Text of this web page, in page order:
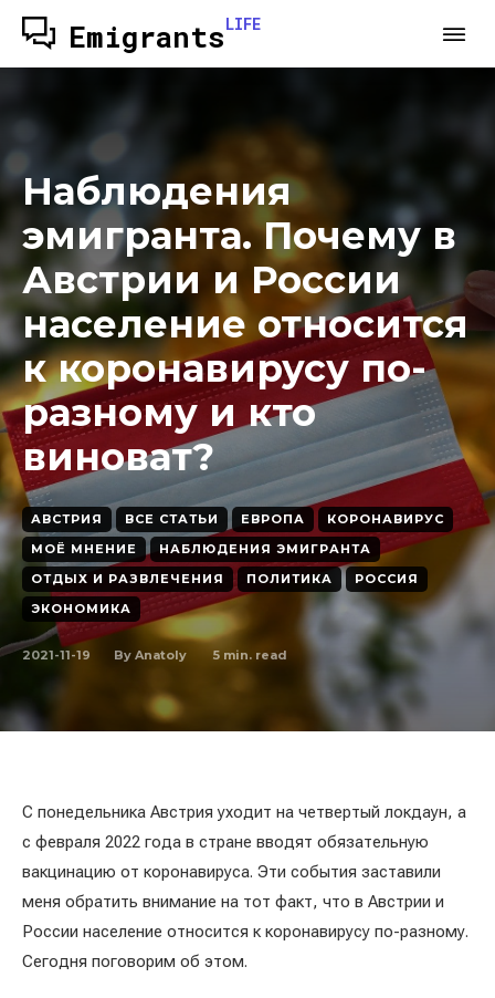
EmigrantsLIFE
Наблюдения
эмигранта. Почему в
Австрии и России
население относится
к коронавирусу по-
разному и кто
виноват?
АВСТРИЯ ВСЕ СТАТЬИ ЕВРОПА
КОРОНАВИРУС
МОЁ МНЕНИЕ
НАБЛЮДЕНИЯ ЭМИГРАНТА
ОТДЫХ И РАЗВЛЕЧЕНИЯ
ПОЛИТИКА
РОССИЯ
ЭКОНОМИКА
2021-11-19 By Anatoly 5 min. read
С понедельника Австрия уходит на четвертый локдаун, а
с февраля 2022 года в стране вводят обязательную
вакцинацию от коронавируса. Эти события заставили
меня обратить внимание на тот факт, что в Австрии и
России население относится к коронавирусу по-разному.
Сегодня поговорим об этом.